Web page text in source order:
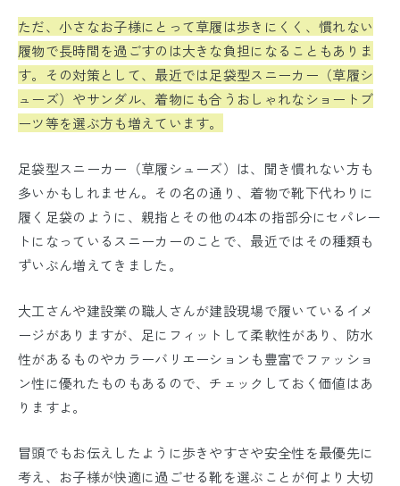
ただ、小さなお子様にとって草履は歩きにくく、慣れない
履物で長時間を過ごすのは大きな負担になることもありま
す。その対策として、最近では足袋型スニーカー（草履シ
ューズ）やサンダル、着物にも合うおしゃれなショートブ
ーツ等を選ぶ方も増えています。
足袋型スニーカー（草履シューズ）は、聞き慣れない方も
多いかもしれません。その名の通り、着物で靴下代わりに
履く足袋のように、親指とその他の4本の指部分にセパレー
トになっているスニーカーのことで、最近ではその種類も
ずいぶん増えてきました。
大工さんや建設業の職人さんが建設現場で履いているイメ
ージがありますが、足にフィットして柔軟性があり、防水
性があるものやカラーバリエーションも豊富でファッショ
ン性に優れたものもあるので、チェックしておく価値はあ
りますよ。
冒頭でもお伝えしたように歩きやすさや安全性を最優先に
考え、お子様が快適に過ごせる靴を選ぶことが何より大切